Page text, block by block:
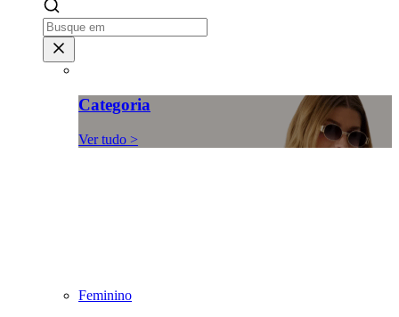
Categoria
Ver tudo >
Feminino